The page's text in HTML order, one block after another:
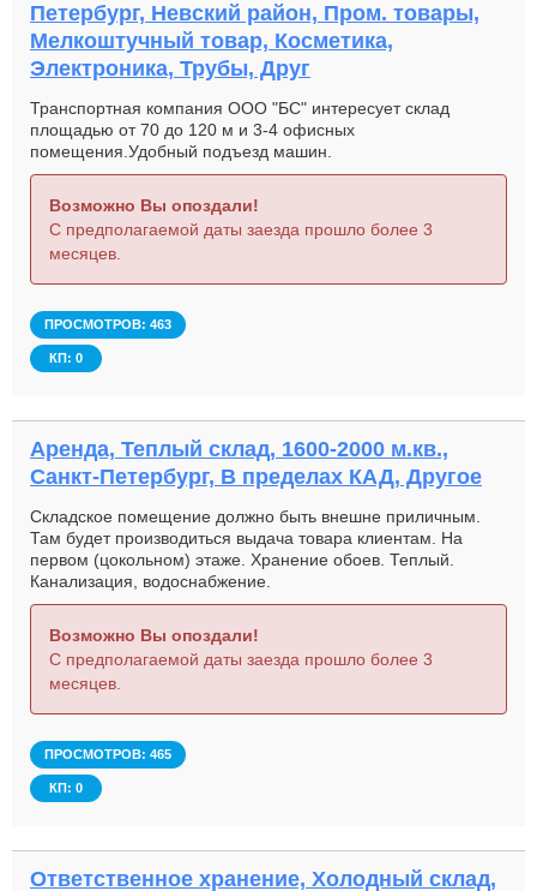
Петербург, Невский район, Пром. товары,
Мелкоштучный товар, Косметика,
Электроника, Трубы, Друг
Транспортная компания ООО "БС" интересует склад
площадью от 70 до 120 м и 3-4 офисных
помещения.Удобный подъезд машин.
Возможно Вы опоздали!
С предполагаемой даты заезда прошло более 3
месяцев.
ПРОСМОТРОВ: 463
КП: 0
Аренда, Теплый склад, 1600-2000 м.кв.,
Санкт-Петербург, В пределах КАД, Другое
Складское помещение должно быть внешне приличным.
Там будет производиться выдача товара клиентам. На
первом (цокольном) этаже. Хранение обоев. Теплый.
Канализация, водоснабжение.
Возможно Вы опоздали!
С предполагаемой даты заезда прошло более 3
месяцев.
ПРОСМОТРОВ: 465
КП: 0
Ответственное хранение, Холодный склад,